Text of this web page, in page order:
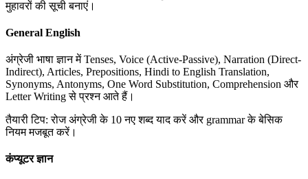
मुहावरों की सूची बनाएं।
General English
अंग्रेजी भाषा ज्ञान में Tenses, Voice (Active-Passive), Narration (Direct-
Indirect), Articles, Prepositions, Hindi to English Translation,
Synonyms, Antonyms, One Word Substitution, Comprehension और
Letter Writing से प्रश्न आते हैं।
तैयारी टिप: रोज अंग्रेजी के 10 नए शब्द याद करें और grammar के बेसिक
नियम मजबूत करें।
कंप्यूटर ज्ञान